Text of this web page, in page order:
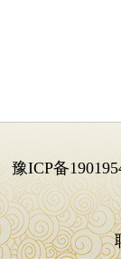
豫ICP备